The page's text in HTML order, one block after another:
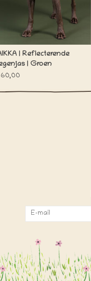
| Reflecterende
| Groen